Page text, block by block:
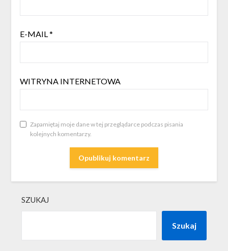
E-MAIL*
WITRYNA INTERNETOWA
Zapamiętaj moje dane w tej przeglądarce podczas pisania
kolejnych komentarzy.
SZUKAJ
Szukaj